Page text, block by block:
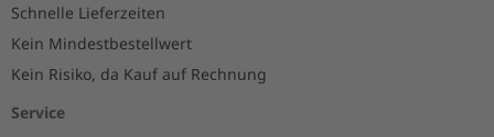
Schnelle Lieferzeiten
Kein Mindestbestellwert
Kein Risiko, da Kauf auf Rechnung
Service